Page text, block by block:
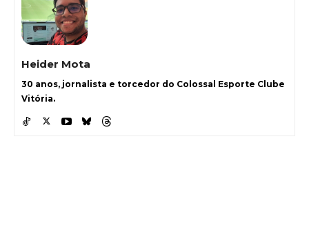
Heider Mota
30 anos, jornalista e torcedor do Colossal Esporte Clube
Vitória.